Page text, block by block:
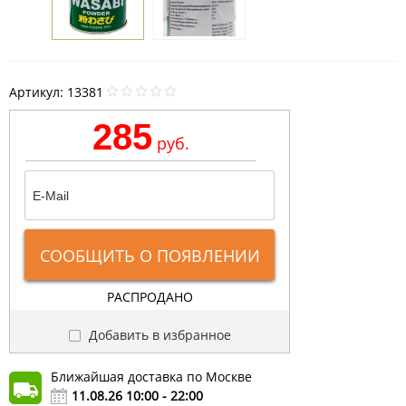
Артикул: 13381
285 руб.
СООБЩИТЬ О ПОЯВЛЕНИИ
РАСПРОДАНО
Добавить в избранное
Ближайшая доставка по Москве
11.08.26 10:00 - 22:00